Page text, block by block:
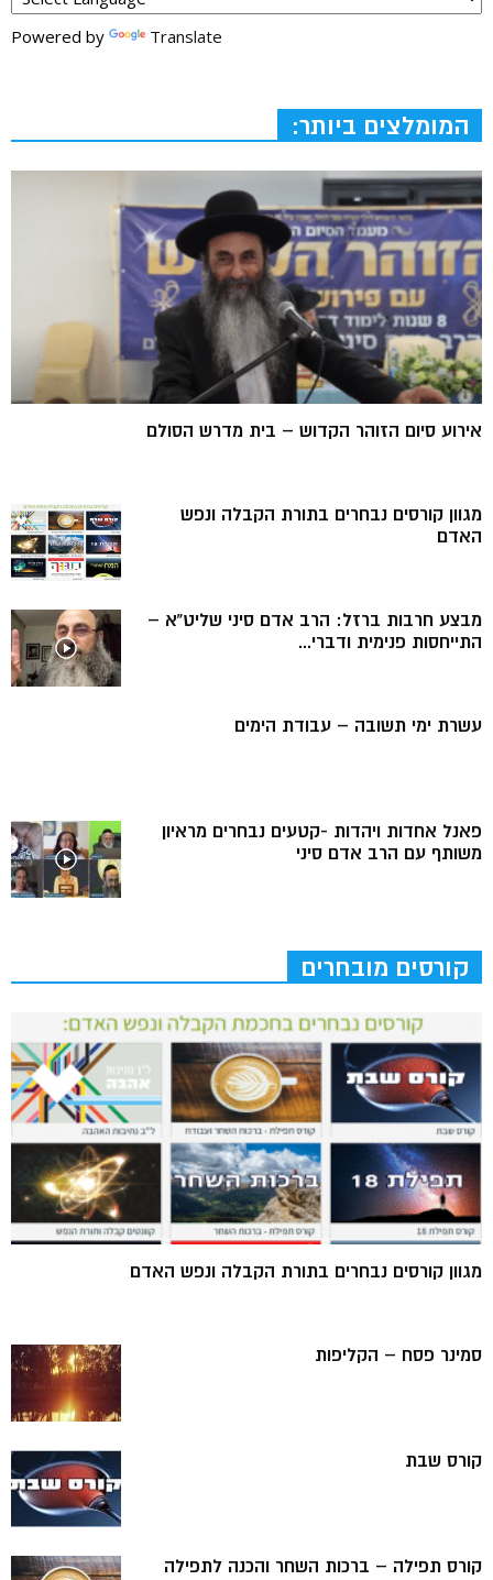
Powered by Translate
המומלצים ביותר:
אירוע סיום הזוהר הקדוש – בית מדרש הסולם
מגוון קורסים נבחרים בתורת הקבלה ונפש
האדם
מבצע חרבות ברזל: הרב אדם סיני שליט”א –
התייחסות פנימית ודברי...
עשרת ימי תשובה – עבודת הימים
פאנל אחדות ויהדות -קטעים נבחרים מראיון
משותף עם הרב אדם סיני
קורסים מובחרים
מגוון קורסים נבחרים בתורת הקבלה ונפש האדם
סמינר פסח – הקליפות
קורס שבת
קורס תפילה – ברכות השחר והכנה לתפילה